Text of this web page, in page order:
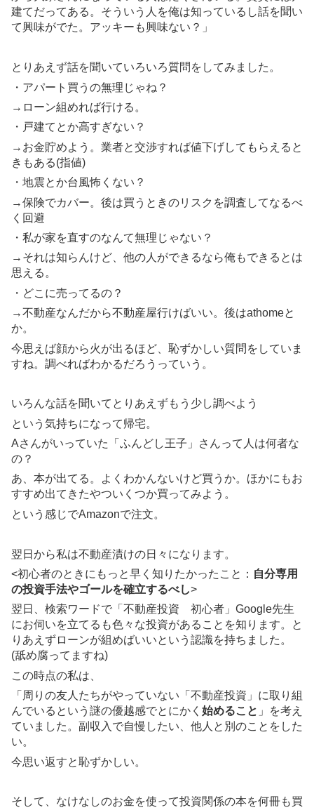
建てだってある。そういう人を俺は知っているし話を聞い
て興味がでた。アッキーも興味ない？」
とりあえず話を聞いていろいろ質問をしてみました。
・アパート買うの無理じゃね？
→ローン組めれば行ける。
・戸建てとか高すぎない？
→お金貯めよう。業者と交渉すれば値下げしてもらえると
きもある(指値)
・地震とか台風怖くない？
→保険でカバー。後は買うときのリスクを調査してなるべ
く回避
・私が家を直すのなんて無理じゃない？
→それは知らんけど、他の人ができるなら俺もできるとは
思える。
・どこに売ってるの？
→不動産なんだから不動産屋行けばいい。後はathomeと
か。
今思えば顔から火が出るほど、恥ずかしい質問をしていま
すね。調べればわかるだろうっていう。
いろんな話を聞いてとりあえずもう少し調べよう
という気持ちになって帰宅。
Aさんがいっていた「ふんどし王子」さんって人は何者な
の？
あ、本が出てる。よくわかんないけど買うか。ほかにもお
すすめ出てきたやついくつか買ってみよう。
という感じでAmazonで注文。
翌日から私は不動産漬けの日々になります。
<初心者のときにもっと早く知りたかったこと： 自分専用
の投資手法やゴールを確立するべし>
翌日、検索ワードで「不動産投資 初心者」Google先生
にお伺いを立てるも色々な投資があることを知ります。と
りあえずローンが組めばいいという認識を持ちました。
(舐め腐ってますね)
この時点の私は、
「周りの友人たちがやっていない「不動産投資」に取り組
んでいるという謎の優越感でとにかく 始めること 」を考え
ていました。副収入で自慢したい、他人と別のことをした
い。
今思い返すと恥ずかしい。
そして、なけなしのお金を使って投資関係の本を何冊も買